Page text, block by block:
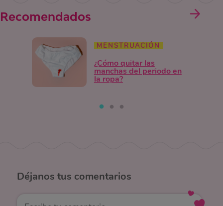
Recomendados
MENSTRUACIÓN
¿Cómo quitar las
manchas del periodo en
la ropa?
Déjanos tus comentarios